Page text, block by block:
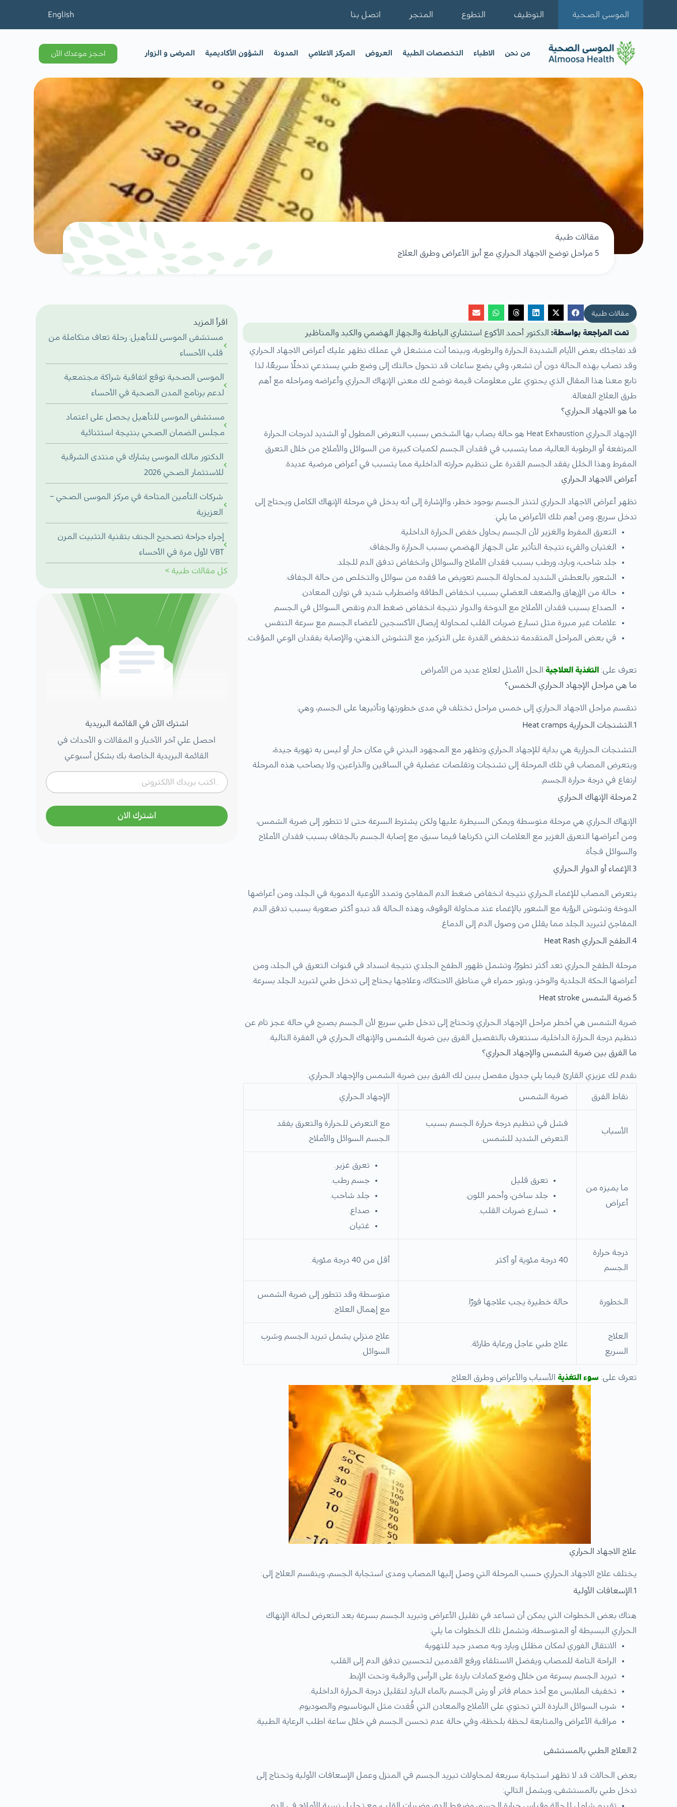
الموسى الصحية التوظيف التطوع المتجر اتصل بنا English
من نحن الاطباء التخصصات الطبية العروض المركز الاعلامي المدونة الشؤون الأكاديمية المرضى و الزوار احجز موعدك الآن
مقالات طبية
5 مراحل توضح الاجهاد الحراري مع أبرز الأعراض وطرق العلاج
مقالات طبية
تمت المراجعة بواسطة: الدكتور أحمد الأكوع استشاري الباطنة والجهاز الهضمي والكبد والمناظير
قد تفاجئك بعض الأيام الشديدة الحرارة والرطوبة، وبينما أنت منشغل في عملك تظهر عليك أعراض الاجهاد الحراري
وقد تصاب بهذه الحالة دون أن تشعر، وفي بضع ساعات قد تتحول حالتك إلى وضع طبي يستدعي تدخلًا سريعًا، لذا
تابع معنا هذا المقال الذي يحتوي على معلومات قيمة توضح لك معنى الإنهاك الحراري وأعراضه ومراحله مع أهم
طرق العلاج الفعالة.
ما هو الاجهاد الحراري؟
الإجهاد الحراري Heat Exhaustion هو حالة يصاب بها الشخص بسبب التعرض المطول أو الشديد لدرجات الحرارة
المرتفعة أو الرطوبة العالية، مما يتسبب في فقدان الجسم لكميات كبيرة من السوائل والأملاح من خلال التعرق
المفرط وهذا الخلل يفقد الجسم القدرة على تنظيم حرارته الداخلية مما يتسبب في أعراض مرضية عديدة.
أعراض الاجهاد الحراري
تظهر أعراض الاجهاد الحراري لتنذر الجسم بوجود خطر، والإشارة إلى أنه يدخل في مرحلة الإنهاك الكامل ويحتاج إلى
تدخل سريع، ومن أهم تلك الأعراض ما يلي:
التعرق المفرط والغزير لأن الجسم يحاول خفض الحرارة الداخلية.
الغثيان والقيء نتيجة التأثير على الجهاز الهضمي بسبب الحرارة والجفاف.
جلد شاحب، وبارد، ورطب بسبب فقدان الأملاح والسوائل وانخفاض تدفق الدم للجلد.
الشعور بالعطش الشديد لمحاولة الجسم تعويض ما فقده من سوائل والتخلص من حالة الجفاف.
حالة من الإرهاق والضعف العضلي بسبب انخفاض الطاقة واضطراب شديد في توازن المعادن.
الصداع بسبب فقدان الأملاح مع الدوخة والدوار نتيجة انخفاض ضغط الدم ونقص السوائل في الجسم.
علامات غير مبررة مثل تسارع ضربات القلب لمحاولة إيصال الأكسجين لأعضاء الجسم مع سرعة التنفس.
في بعض المراحل المتقدمة تنخفض القدرة على التركيز، مع التشوش الذهني، والإصابة بفقدان الوعي المؤقت.
تعرف على: التغذية العلاجية الحل الأمثل لعلاج عديد من الأمراض
ما هي مراحل الإجهاد الحراري الخمس؟
تنقسم مراحل الاجهاد الحراري إلى خمس مراحل تختلف في مدى خطورتها وتأثيرها على الجسم، وهي:
1.التشنجات الحرارية Heat cramps
التشنجات الحرارية هي بداية للإجهاد الحراري وتظهر مع المجهود البدني في مكان حار أو ليس به تهوية جيدة،
ويتعرض المصاب في تلك المرحلة إلى تشنجات وتقلصات عضلية في الساقين والذراعين، ولا يصاحب هذه المرحلة
ارتفاع في درجة حرارة الجسم.
2.مرحلة الإنهاك الحراري
الإنهاك الحراري هي مرحلة متوسطة ويمكن السيطرة عليها ولكن يشترط السرعة حتى لا تتطور إلى ضربة الشمس،
ومن أعراضها التعرق الغزير مع العلامات التي ذكرناها فيما سبق، مع إصابة الجسم بالجفاف بسبب فقدان الأملاح
والسوائل فجأة.
3.الإغماء أو الدوار الحراري
يتعرض المصاب للإغماء الحراري نتيجة انخفاض ضغط الدم المفاجئ وتمدد الأوعية الدموية في الجلد، ومن أعراضها
الدوخة وتشوش الرؤية مع الشعور بالإغماء عند محاولة الوقوف، وهذه الحالة قد تبدو أكثر صعوبة بسبب تدفق الدم
المفاجئ لتبريد الجلد مما يقلل من وصول الدم إلى الدماغ.
4.الطفح الحراري Heat Rash
مرحلة الطفح الحراري تعد أكثر تطورًا، وتشمل ظهور الطفح الجلدي نتيجة انسداد في قنوات التعرق في الجلد، ومن
أعراضها الحكة الجلدية والوخز، وبثور حمراء في مناطق الاحتكاك، وعلاجها يحتاج إلى تدخل طبي لتبريد الجلد بسرعة.
5.ضربة الشمس Heat stroke
ضربة الشمس هي أخطر مراحل الإجهاد الحراري وتحتاج إلى تدخل طبي سريع لأن الجسم يصبح في حالة عجز تام عن
تنظيم درجة الحرارة الداخلية، سنتعرف بالتفصيل الفرق بين ضربة الشمس والإنهاك الحراري في الفقرة التالية.
ما الفرق بين ضربة الشمس والإجهاد الحراري؟
نقدم لك عزيزي القارئ فيما يلي جدول مفصل يبين لك الفرق بين ضربة الشمس والإجهاد الحراري:
نقاط الفرق ضربة الشمس الإجهاد الحراري
الأسباب
فشل في تنظيم درجة حرارة الجسم بسبب
التعرض الشديد للشمس.
مع التعرض للحرارة والتعرق يفقد
الجسم السوائل والأملاح.
ما يميزه من
أعراض
تعرق قليل
جلد ساخن، وأحمر اللون.
تسارع ضربات القلب.
تعرق غزير.
جسم رطب.
جلد شاحب.
صداع.
غثيان.
درجة حرارة
الجسم
40 درجة مئوية أو أكثر أقل من 40 درجة مئوية.
الخطورة حالة خطيرة يجب علاجها فورًا.
متوسطة وقد تتطور إلى ضربة الشمس
مع إهمال العلاج.
العلاج
السريع
علاج طبي عاجل ورعاية طارئة.
علاج منزلي يشمل تبريد الجسم وشرب
السوائل.
تعرف على: سوء التغذية الأسباب والأعراض وطرق العلاج
علاج الاجهاد الحراري
يختلف علاج الاجهاد الحراري حسب المرحلة التي وصل إليها المصاب ومدى استجابة الجسم، وينقسم العلاج إلى:
1.الإسعافات الأولية
هناك بعض الخطوات التي يمكن أن تساعد في تقليل الأعراض وتبريد الجسم بسرعة بعد التعرض لحالة الإنهاك
الحراري البسيطة أو المتوسطة، وتشمل تلك الخطوات ما يلي:
الانتقال الفوري لمكان مظلل وبارد وبه مصدر جيد للتهوية.
الراحة التامة للمصاب ويفضل الاستلقاء ورفع القدمين لتحسين تدفق الدم إلى القلب.
تبريد الجسم بسرعة من خلال وضع كمادات باردة على الرأس والرقبة وتحت الإبط.
تخفيف الملابس مع أخذ حمام فاتر أو رش الجسم بالماء البارد لتقليل درجة الحرارة الداخلية.
شرب السوائل الباردة التي تحتوي على الأملاح والمعادن التي فُقدت مثل البوتاسيوم والصوديوم.
مراقبة الأعراض والمتابعة لحظة بلحظة، وفي حالة عدم تحسن الجسم في خلال ساعة اطلب الرعاية الطبية.
2.العلاج الطبي بالمستشفى
بعض الحالات قد لا تظهر استجابة سريعة لمحاولات تبريد الجسم في المنزل وعمل الإسعافات الأولية وتحتاج إلى
تدخل طبي بالمستشفى، ويشمل التالي:
اقرأ المزيد
مستشفى الموسى للتأهيل: رحلة تعاف متكاملة من
قلب الأحساء
الموسى الصحية توقع اتفاقية شراكة مجتمعية
لدعم برنامج المدن الصحية في الأحساء
مستشفى الموسى للتأهيل يحصل على اعتماد
مجلس الضمان الصحي بنتيجة استثنائية
الدكتور مالك الموسى يشارك في منتدى الشرقية
للاستثمار الصحي 2026
شركات التأمين المتاحة في مركز الموسى الصحي –
العزيزية
إجراء جراحة تصحيح الجنف بتقنية التثبيت المرن
VBT لأول مرة في الأحساء
كل مقالات طبية >
اشترك الآن في القائمة البريدية
احصل علي آخر الآخبار و المقالات و الأحداث في
القائمة البريدية الخاصة بك بشكل أسبوعي
اشترك الان